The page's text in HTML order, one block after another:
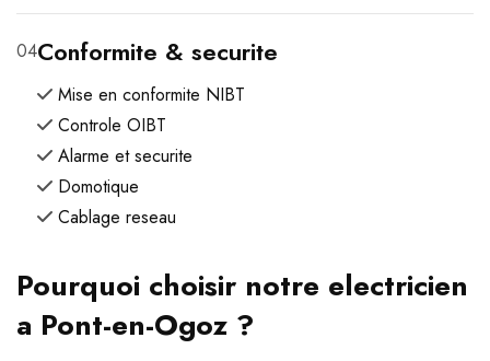
04Conformite & securite
Mise en conformite NIBT
Controle OIBT
Alarme et securite
Domotique
Cablage reseau
Pourquoi choisir notre electricien
a Pont-en-Ogoz ?